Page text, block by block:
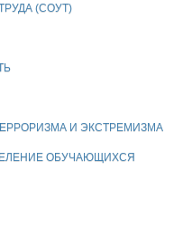
(СОУТ)
И ЭКСТРЕМИЗМА
ОБУЧАЮЩИХСЯ